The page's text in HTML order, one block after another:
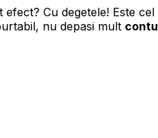
efect? Cu degetele! Este
nu depasi mult